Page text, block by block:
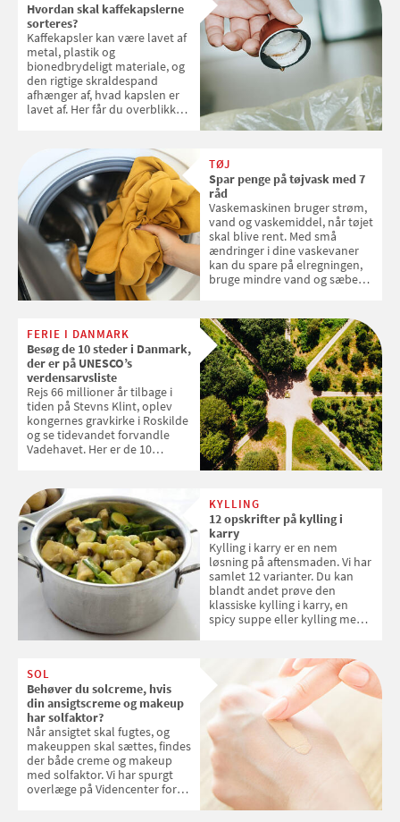
Hvordan skal kaffekapslerne
sorteres?
Kaffekapsler kan være lavet af
metal, plastik og
bionedbrydeligt materiale, og
den rigtige skraldespand
afhænger af, hvad kapslen er
lavet af. Her får du overblikket
TØJ
Spar penge på tøjvask med 7
råd
Vaskemaskinen bruger strøm,
vand og vaskemiddel, når tøjet
skal blive rent. Med små
ændringer i dine vaskevaner
kan du spare på elregningen,
bruge mindre vand og sæbe
enkle råd til at spare penge på
tøjvasken
FERIE I DANMARK
Besøg de 10 steder i Danmark,
der er på UNESCO’s
verdensarvsliste
Rejs 66 millioner år tilbage i
tiden på Stevns Klint, oplev
kongernes gravkirke i Roskilde
og se tidevandet forvandle
Vadehavet. Her er de 10
KYLLING
12 opskrifter på kylling i
karry
Kylling i karry er en nem
løsning på aftensmaden. Vi har
samlet 12 varianter. Du kan
blandt andet prøve den
klassiske kylling i karry, en
spicy suppe eller kylling med
SOL
Behøver du solcreme, hvis
din ansigtscreme og makeup
har solfaktor?
Når ansigtet skal fugtes, og
makeuppen skal sættes, findes
der både creme og makeup
med solfaktor. Vi har spurgt
overlæge på Videncenter for